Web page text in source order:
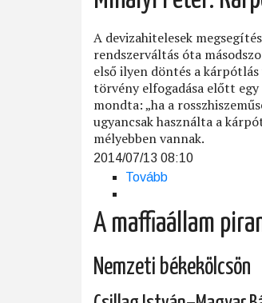
A devizahitelesek
rendszerváltás óta
első ilyen döntés a
törvény elfogadása előtt
mondta: „ha a
ugyancsak használta a
mélyebben vannak.
2014/07/13 08:10
Tovább
Kárpótlás
a
A maffiaállam
Nemzeti békekölcsön